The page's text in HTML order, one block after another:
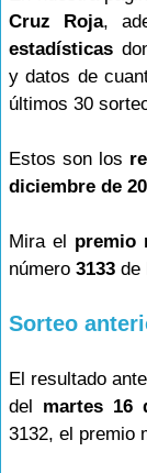
Cruz Roja,
estadísticas
y datos de
últimos 30
Estos son los
diciembre de
Mira el premio
número 3133 de
Sorteo
El resultado
del martes 16
3132, el premio